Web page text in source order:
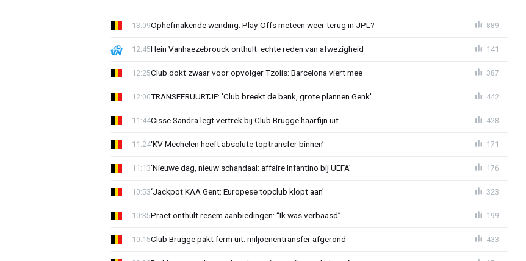
Ophefmakende wending: Play-Offs meteen weer terug in JPL?
13:09 889
Hein Vanhaezebrouck onthult: echte reden van afwezigheid
12:45 141
Club dokt zwaar voor opvolger Tzolis: Barcelona viert mee
12:25 387
TRANSFERUURTJE: 'Club breekt de bank, grote plannen Genk'
12:00 442
Cisse Sandra legt vertrek bij Club Brugge haarfijn uit
11:44 428
‘KV Mechelen heeft absolute toptransfer binnen’
11:24 171
‘Nieuwe dag, nieuw schandaal: affaire Infantino bij UEFA’
11:13 176
‘Jackpot KAA Gent: Europese topclub klopt aan’
10:53 323
Praet onthult resem aanbiedingen: “Ik was verbaasd”
10:35 199
Club Brugge pakt ferm uit: miljoenentransfer afgerond
10:15 433